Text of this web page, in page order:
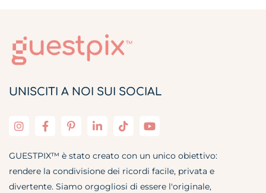
UNISCITI A NOI SUI SOCIAL
GUESTPIX™ è stato creato con un unico obiettivo:
rendere la condivisione dei ricordi facile, privata e
divertente. Siamo orgogliosi di essere l'originale,